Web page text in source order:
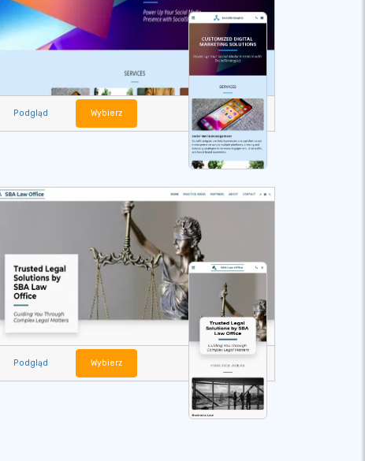
Podgląd Wybierz
Podgląd Wybierz